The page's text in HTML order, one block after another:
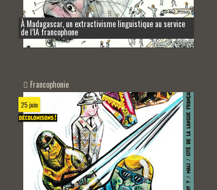
À Madagascar, un extractivisme linguistique au service
de l’IA francophone
Francophonie
25 juin